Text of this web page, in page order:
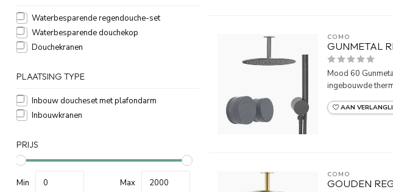
Waterbesparende regendouche-set
Waterbesparende douchekop
Douchekranen
PLAATSING TYPE
Inbouw doucheset met plafondarm
Inbouwkranen
PRIJS
Min Max
COMO
GUNMETAL
Mood 60
ingebouwde
AAN
COMO
GOUDEN